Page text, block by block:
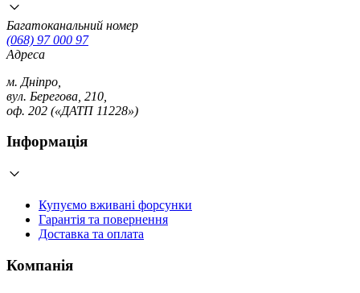
Багатоканальний номер
(068) 97 000 97
Адреса
м. Дніпро,
вул. Берегова, 210,
оф. 202 («ДАТП 11228»)
Інформація
Купуємо вживані форсунки
Гарантія та повернення
Доставка та оплата
Компанія